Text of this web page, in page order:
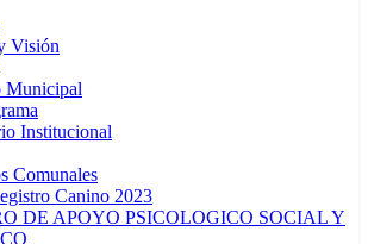
Visión
Municipal
Institucional
Comunales
Canino 2023
DE APOYO PSICOLOGICO SOCIAL Y